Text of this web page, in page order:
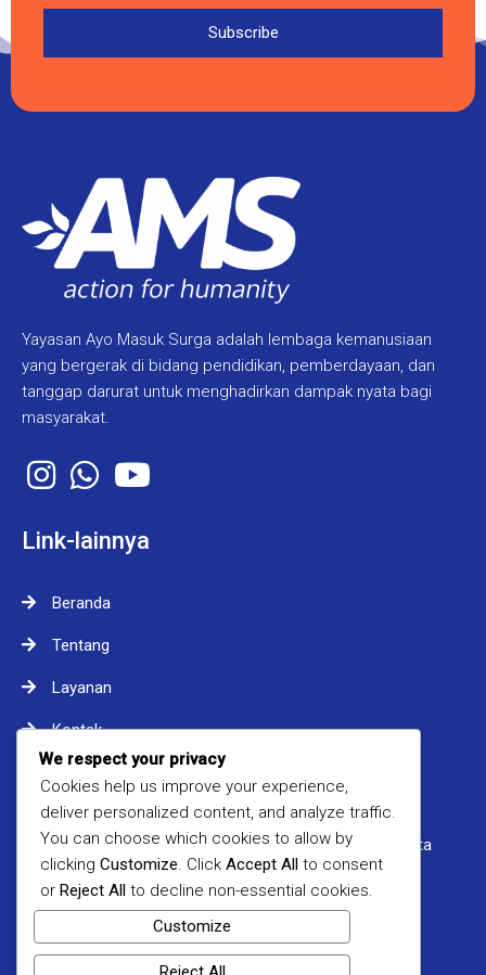
Subscribe
Yayasan Ayo Masuk Surga adalah lembaga kemanusiaan
yang bergerak di bidang pendidikan, pemberdayaan, dan
tanggap darurat untuk menghadirkan dampak nyata bagi
masyarakat.
Link-lainnya
Beranda
Tentang
Layanan
Kontak
Kontak
Tanjung Barat Indah Blok O No. 19, Jagakarsa, Jakarta
Selatan
info@ams.or.id
+62 821-1305-5212
We respect your privacy
Cookies help us improve your experience,
deliver personalized content, and analyze traffic.
You can choose which cookies to allow by
clicking Customize. Click Accept All to consent
or Reject All to decline non-essential cookies.
Customize